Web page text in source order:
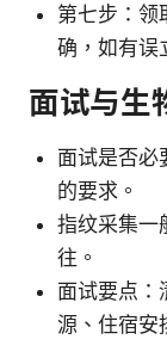
第七步：领
确，如有误
面试与生
面试是否必
的要求。
指纹采集一
往。
面试要点：
源、住宿安